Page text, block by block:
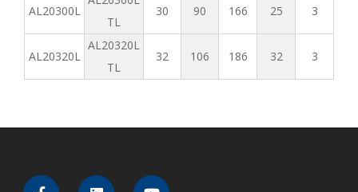
AL20300L
TL
30 90 166 25 3
AL20320L
AL20320L
TL
32 106 186 32 3